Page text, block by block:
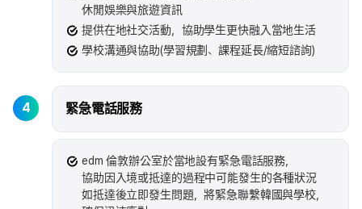
休閒娛樂與旅遊資訊
提供在地社交活動，協助學生更快融入當地生活
學校溝通與協助(學習規劃、課程延長/縮短諮詢)
4 緊急電話服務
edm 倫敦辦公室於當地設有緊急電話服務，
協助因入境或抵達的過程中可能發生的各種狀況
如抵達後立即發生問題，將緊急聯繫韓國與學校，